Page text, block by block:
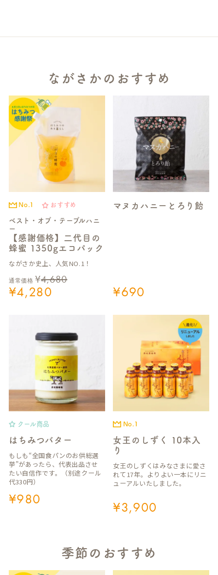
ながさかのおすすめ
No.1 おすすめ
ベスト・オブ・テーブルハニ
ー
【感謝価格】二代目の
蜂蜜 1350gエコパック
ながさか史上、人気NO.1！
通常価格 ¥4,680
¥4,280
マヌカハニーとろり飴
¥690
クール商品
はちみつバター
もしも“全国食パンのお供総選
挙”があったら、代表出品させ
たい自信作です。（別途クール
代330円）
¥980
No.1
女王のしずく 10本入
り
女王のしずくはみなさまに愛さ
れて17年。よりよい一本にリニ
ューアルいたしました。
¥3,900
季節のおすすめ